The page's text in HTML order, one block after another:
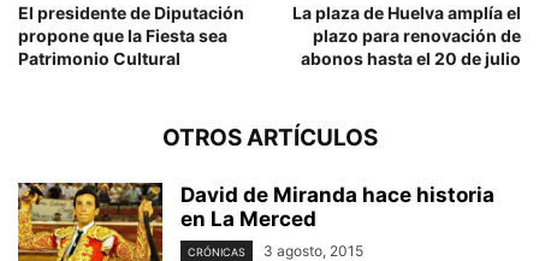
El presidente de Diputación
propone que la Fiesta sea
Patrimonio Cultural
La plaza de Huelva amplía el
plazo para renovación de
abonos hasta el 20 de julio
OTROS ARTÍCULOS
David de Miranda hace historia
en La Merced
CRÓNICAS 3 agosto, 2015